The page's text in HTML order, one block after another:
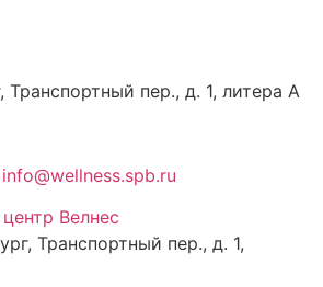
Транспортный пер., д. 1, литера А
info@wellness.spb.ru
Транспортный пер., д. 1,